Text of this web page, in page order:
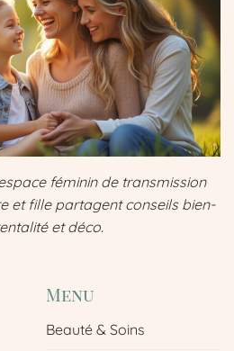
féminin de transmission
et fille partagent conseils bien-
et déco.
Menu
Beauté & Soins